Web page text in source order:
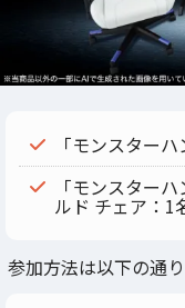
「モンスター
「モンスター
ルド チェア：1
参加方法は以下の通り